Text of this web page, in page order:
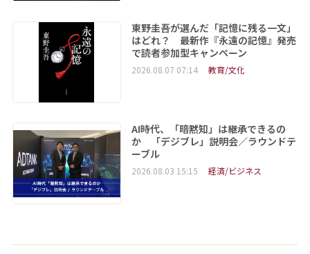
東野圭吾が選んだ「記憶に残る一文」
はどれ？ 最新作『永遠の記憶』発売
で読者参加型キャンペーン
2026.08.07 07:14 教育/文化
AI時代、「暗黙知」は継承できるの
か 「デジブレ」説明会／ラウンドテ
ーブル
2026.08.03 15:15 経済/ビジネス